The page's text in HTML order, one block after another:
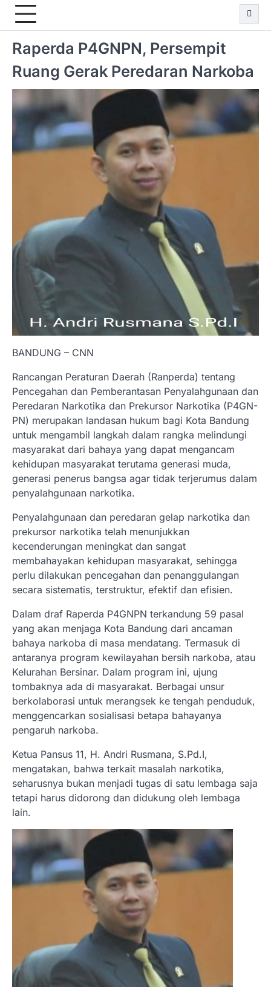
Raperda P4GNPN, Persempit
Ruang Gerak Peredaran Narkoba
BANDUNG – CNN
Rancangan Peraturan Daerah (Ranperda) tentang
Pencegahan dan Pemberantasan Penyalahgunaan dan
Peredaran Narkotika dan Prekursor Narkotika (P4GN-
PN) merupakan landasan hukum bagi Kota Bandung
untuk mengambil langkah dalam rangka melindungi
masyarakat dari bahaya yang dapat mengancam
kehidupan masyarakat terutama generasi muda,
generasi penerus bangsa agar tidak terjerumus dalam
penyalahgunaan narkotika.
Penyalahgunaan dan peredaran gelap narkotika dan
prekursor narkotika telah menunjukkan
kecenderungan meningkat dan sangat
membahayakan kehidupan masyarakat, sehingga
perlu dilakukan pencegahan dan penanggulangan
secara sistematis, terstruktur, efektif dan efisien.
Dalam draf Raperda P4GNPN terkandung 59 pasal
yang akan menjaga Kota Bandung dari ancaman
bahaya narkoba di masa mendatang. Termasuk di
antaranya program kewilayahan bersih narkoba, atau
Kelurahan Bersinar. Dalam program ini, ujung
tombaknya ada di masyarakat. Berbagai unsur
berkolaborasi untuk merangsek ke tengah penduduk,
menggencarkan sosialisasi betapa bahayanya
pengaruh narkoba.
Ketua Pansus 11, H. Andri Rusmana, S.Pd.I,
mengatakan, bahwa terkait masalah narkotika,
seharusnya bukan menjadi tugas di satu lembaga saja
tetapi harus didorong dan didukung oleh lembaga
lain.